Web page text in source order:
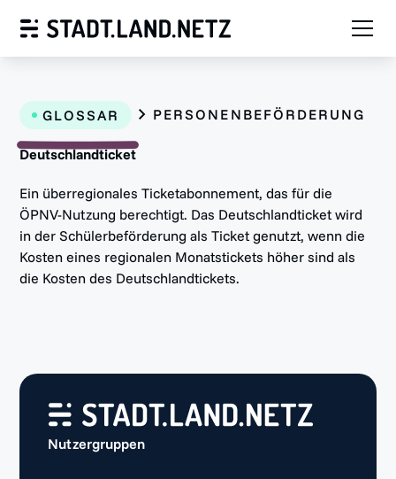
GLOSSAR PERSONENBEFÖRDERUNG
Deutschlandticket
Ein überregionales Ticketabonnement, das für die
ÖPNV-Nutzung berechtigt. Das Deutschlandticket wird
in der Schülerbeförderung als Ticket genutzt, wenn die
Kosten eines regionalen Monatstickets höher sind als
die Kosten des Deutschlandtickets.
Nutzergruppen